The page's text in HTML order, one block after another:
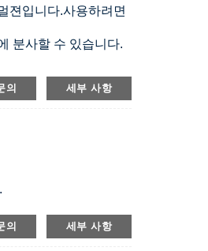
젼입니다.사용하려면
분사할 수 있습니다.
의 세부 사항
의 세부 사항